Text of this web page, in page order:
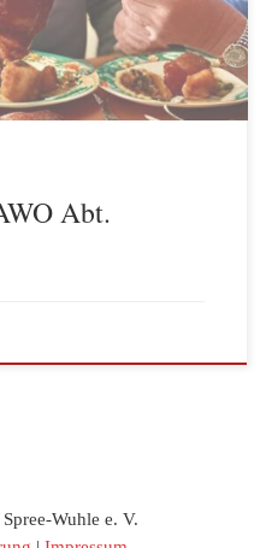
Gast […]
Abt.